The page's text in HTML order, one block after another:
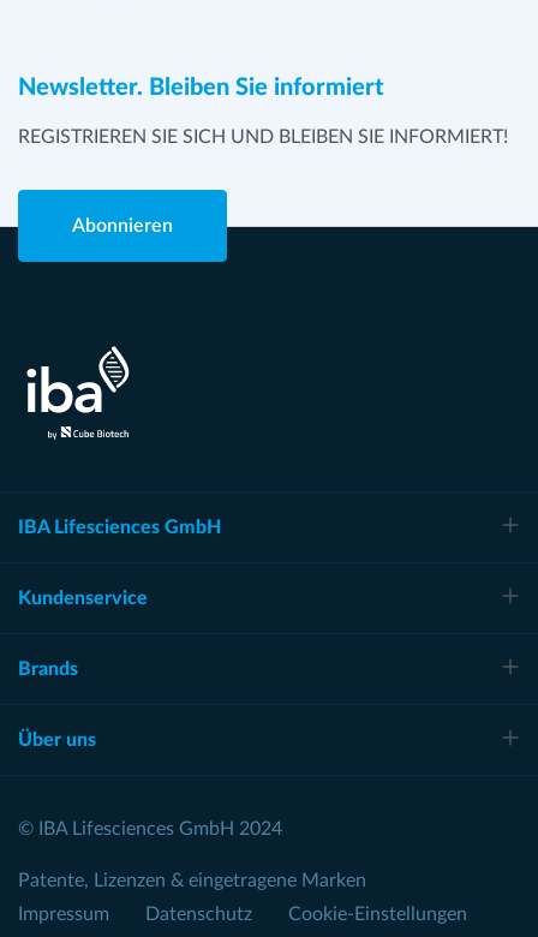
Newsletter. Bleiben Sie informiert
REGISTRIEREN SIE SICH UND BLEIBEN SIE INFORMIERT!
Abonnieren
IBA Lifesciences GmbH
Kundenservice
Brands
Über uns
© IBA Lifesciences GmbH 2024
Patente, Lizenzen & eingetragene Marken
Impressum
Datenschutz Cookie-Einstellungen